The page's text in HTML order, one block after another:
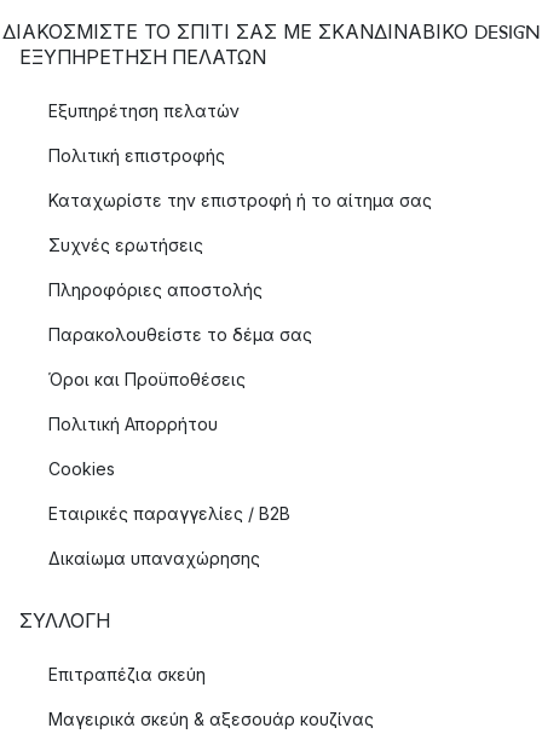
ΔΙΑΚΟΣΜΙΣΤΕ ΤΟ ΣΠΙΤΙ ΣΑΣ ΜΕ ΣΚΑΝΔΙΝΑΒΙΚΟ DESIGN
ΕΞΥΠΗΡΈΤΗΣΗ ΠΕΛΑΤΏΝ
Εξυπηρέτηση πελατών
Πολιτική επιστροφής
Καταχωρίστε την επιστροφή ή το αίτημα σας
Συχνές ερωτήσεις
Πληροφόριες αποστολής
Παρακολουθείστε το δέμα σας
Όροι και Προϋποθέσεις
Πολιτική Απορρήτου
Cookies
Εταιρικές παραγγελίες / B2B
Δικαίωμα υπαναχώρησης
ΣΥΛΛΟΓΉ
Επιτραπέζια σκεύη
Μαγειρικά σκεύη & αξεσουάρ κουζίνας